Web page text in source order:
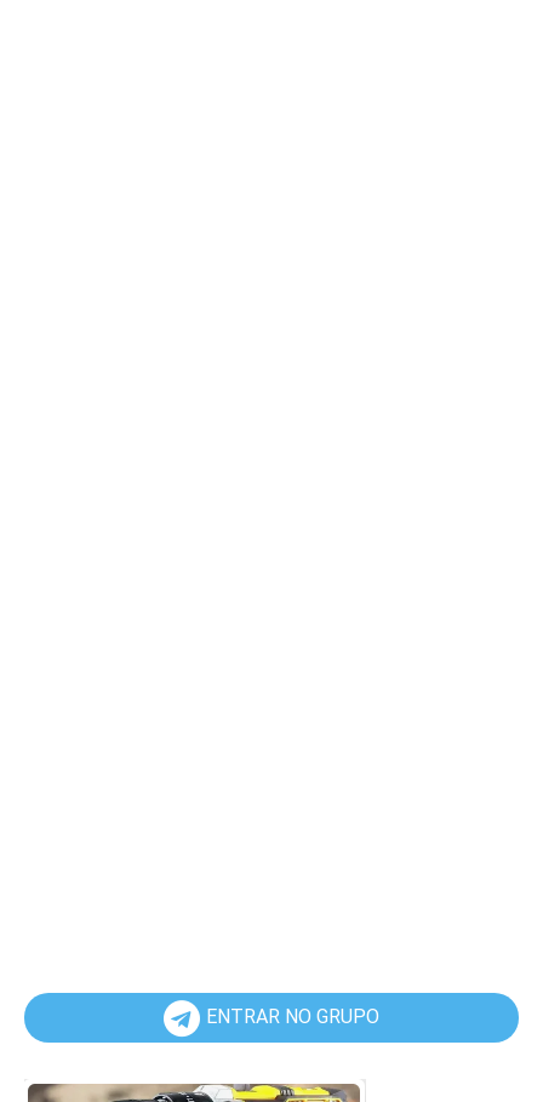
ENTRAR NO GRUPO